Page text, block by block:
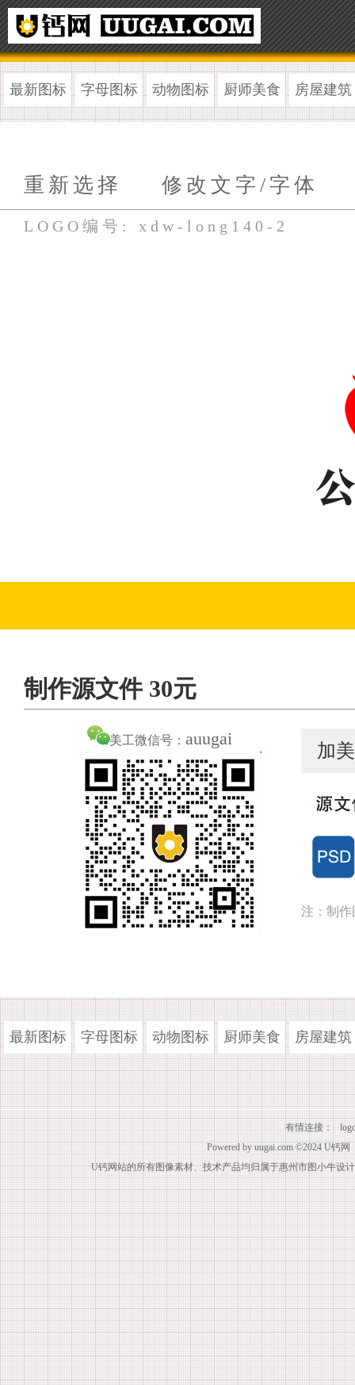
最新图标 字母图标 动物图标 厨师美食 房屋建筑
重新选择 修改文字/字体
LOGO编号: xdw-long140-2
制作源文件 30元
美工微信号： auugai
加
注：制作
最新图标 字母图标 动物图标 厨师美食 房屋建筑
有情连接：
Powered by uugai.com ©2024 U钙网
U钙网站的所有图像素材、技术产品均归属于惠州市图小牛设